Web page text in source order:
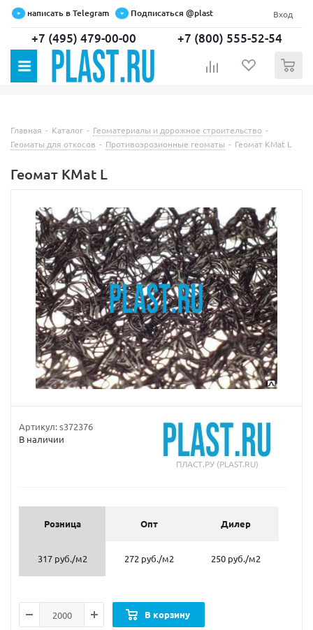
написать в Telegram Подписаться @plast Вход
+7 (495) 479-00-00 +7 (800) 555-52-54
Главная - Каталог - Геоматериалы и дорожное строительство -
Геоматы для откосов - Противоэрозионные геоматы - Геомат KMat L
Геомат KMat L
Артикул:s372376
В наличии
ПЛАСТ.РУ (PLAST.RU)
Розница Опт Дилер
317 руб./м2 272 руб./м2 250 руб./м2
В корзину